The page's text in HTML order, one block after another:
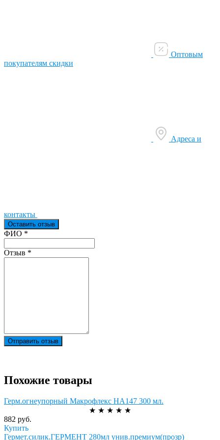
Оптовым
покупателям скидки
Адреса и
контакты
Оставить отзыв
Ваш отзыв был отправлен!
ФИО *
Отзыв *
Отправить отзыв
Похожие товары
Герм.огнеупорный Макрофлекс НА147 300 мл.
★ ★ ★ ★ ★
882 руб.
Купить
Гермет.силик.ГЕРМЕНТ 280мл унив.премиум(прозр)